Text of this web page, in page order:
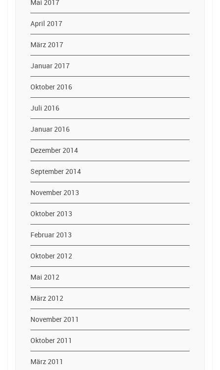
Mai 2017
April 2017
März 2017
Januar 2017
Oktober 2016
Juli 2016
Januar 2016
Dezember 2014
September 2014
November 2013
Oktober 2013
Februar 2013
Oktober 2012
Mai 2012
März 2012
November 2011
Oktober 2011
März 2011